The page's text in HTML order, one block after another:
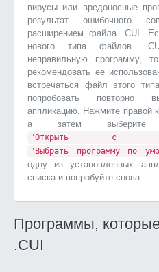
вирусы или вредоносные
результат ошибочного
расширением файла .CUI.
нового типа файлов
неправильную программу,
рекомендовать ее
встречаться файл этого
попробовать повторно
аппликацию. Нажмите правой
а затем
"Открыть с
"Выбрать программу по
одну из установленных
списка и попробуйте снова.
Программы,
.CUI